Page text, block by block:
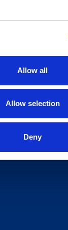
Allow all
Allow selection
Deny